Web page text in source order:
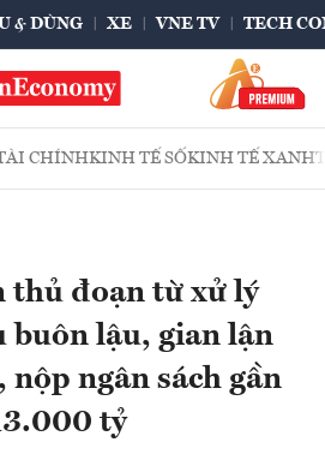
& DÙNG XE VNE TV TECH
CHÍNHKINH TẾ SỐKINH TẾ XANH
thủ đoạn từ xử lý
buôn lậu, gian lận
ngân sách gần
tỷ